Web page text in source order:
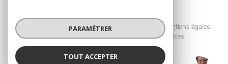
Nos honoraires
Nos partenaires
Mentions légales
Admin
Politique RGPD Cookies
Réalisé par :
PARAMÉTRER
TOUT ACCEPTER